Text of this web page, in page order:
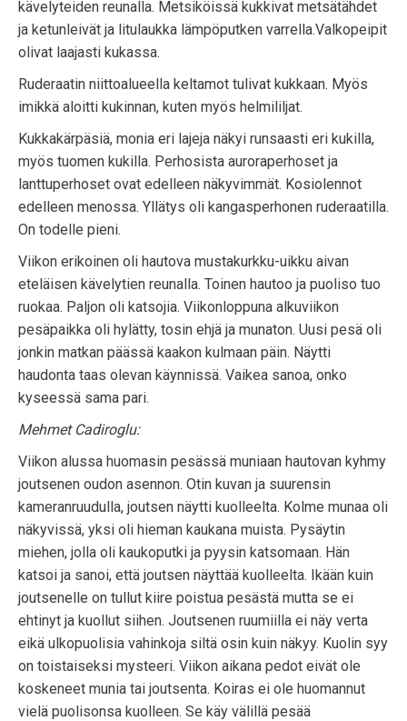
kävelyteiden reunalla. Metsiköissä kukkivat metsätähdet
ja ketunleivät ja litulaukka lämpöputken varrella.Valkopeipit
olivat laajasti kukassa.
Ruderaatin niittoalueella keltamot tulivat kukkaan. Myös
imikkä aloitti kukinnan, kuten myös helmililjat.
Kukkakärpäsiä, monia eri lajeja näkyi runsaasti eri kukilla,
myös tuomen kukilla. Perhosista auroraperhoset ja
lanttuperhoset ovat edelleen näkyvimmät. Kosiolennot
edelleen menossa. Yllätys oli kangasperhonen ruderaatilla.
On todelle pieni.
Viikon erikoinen oli hautova mustakurkku-uikku aivan
eteläisen kävelytien reunalla. Toinen hautoo ja puoliso tuo
ruokaa. Paljon oli katsojia. Viikonloppuna alkuviikon
pesäpaikka oli hylätty, tosin ehjä ja munaton. Uusi pesä oli
jonkin matkan päässä kaakon kulmaan päin. Näytti
haudonta taas olevan käynnissä. Vaikea sanoa, onko
kyseessä sama pari.
Mehmet Cadiroglu:
Viikon alussa huomasin pesässä muniaan hautovan kyhmy
joutsenen oudon asennon. Otin kuvan ja suurensin
kameranruudulla, joutsen näytti kuolleelta. Kolme munaa oli
näkyvissä, yksi oli hieman kaukana muista. Pysäytin
miehen, jolla oli kaukoputki ja pyysin katsomaan. Hän
katsoi ja sanoi, että joutsen näyttää kuolleelta. Ikään kuin
joutsenelle on tullut kiire poistua pesästä mutta se ei
ehtinyt ja kuollut siihen. Joutsenen ruumiilla ei näy verta
eikä ulkopuolisia vahinkoja siltä osin kuin näkyy. Kuolin syy
on toistaiseksi mysteeri. Viikon aikana pedot eivät ole
koskeneet munia tai joutsenta. Koiras ei ole huomannut
vielä puolisonsa kuolleen. Se käy välillä pesää